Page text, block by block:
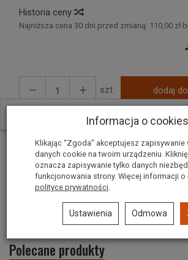
Historia ceny
Najniższa cena 30 dni przed zmianą: 110,00 zł
szt. dodaj
Pierścień grafitowy
nr kat. 123
Polecane produkty
W ostatnich 7 dniach produktem interesują się
Informacja o cookies
Klikając “Zgoda” akceptujesz zapisywanie
danych cookie na twoim urządzeniu.
oznacza zapisywanie tylko danych
funkcjonowania strony. Więcej informacji o
polityce prywatności.
Ustawienia Odmowa